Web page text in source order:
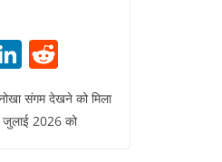
m
Li
n
k
e
e
d
संगम देखने को मिला
2026 को